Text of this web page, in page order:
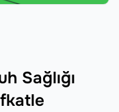
Sağlığı